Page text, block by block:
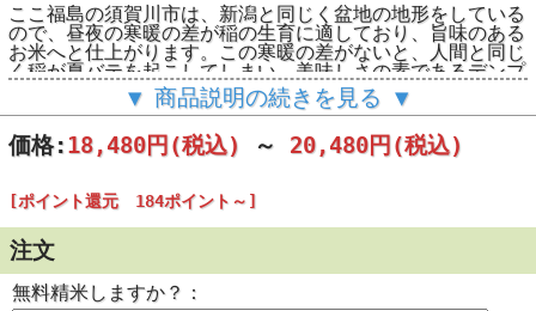
ここ福島の須賀川市は、新潟と同じく盆地の地形をしている
ので、昼夜の寒暖の差が稲の生育に適しており、旨味のある
お米へと仕上がります。この寒暖の差がないと、人間と同じ
く稲が夏バテを起こしてしまい、美味しさの素であるデンプ
ンを消耗してしまいます。
このあたりの夏の夜は結構涼しいんですよ。星も綺麗な田舎
です（＾－＾；
粘り 甘み 香り お米の代表格！ 福島県産 コシヒカリ
▼ 商品説明の続きを見る ▼
価格:18,480円 (税込) ～ 20,480円 (税込)
[ポイント還元 184ポイント～]
注文
無料精米しますか？：